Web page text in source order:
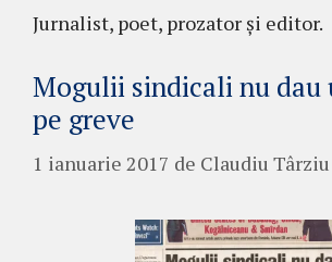
Jurnalist, poet, prozator şi editor.
Mogulii sindicali nu dau
pe greve
1 ianuarie 2017 de Claudiu Târziu